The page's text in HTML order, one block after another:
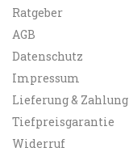
Ratgeber
AGB
Datenschutz
Impressum
Lieferung & Zahlung
Tiefpreisgarantie
Widerruf